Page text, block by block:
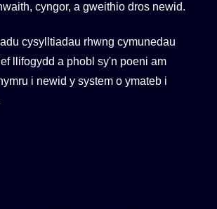
cyngor, a gweithio dros newid.
cysylltiadau rhwng cymunedau
llifogydd a phobl sy'n poeni am
i newid y system o ymateb i